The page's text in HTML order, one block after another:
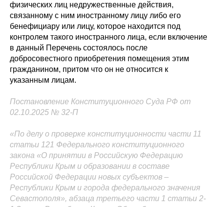
физических лиц недружественные действия,
связанному с ним иностранному лицу либо его
бенефициару или лицу, которое находится под
контролем такого иностранного лица, если включение
в данный Перечень состоялось после
добросовестного приобретения помещения этим
гражданином, притом что он не относится к
указанным лицам.
Постановление Конституционного Суда РФ от
02.10.2025 № 32-П
«По делу о проверке конституционности части 11
статьи 121 Федерального конституционного
закона «О принятии в Российскую Федерацию
Республики Крым и образовании в составе
Российской Федерации новых субъектов –
Республики Крым и города федерального значения
Севастополя», абзаца третьего части 1 статьи 2-